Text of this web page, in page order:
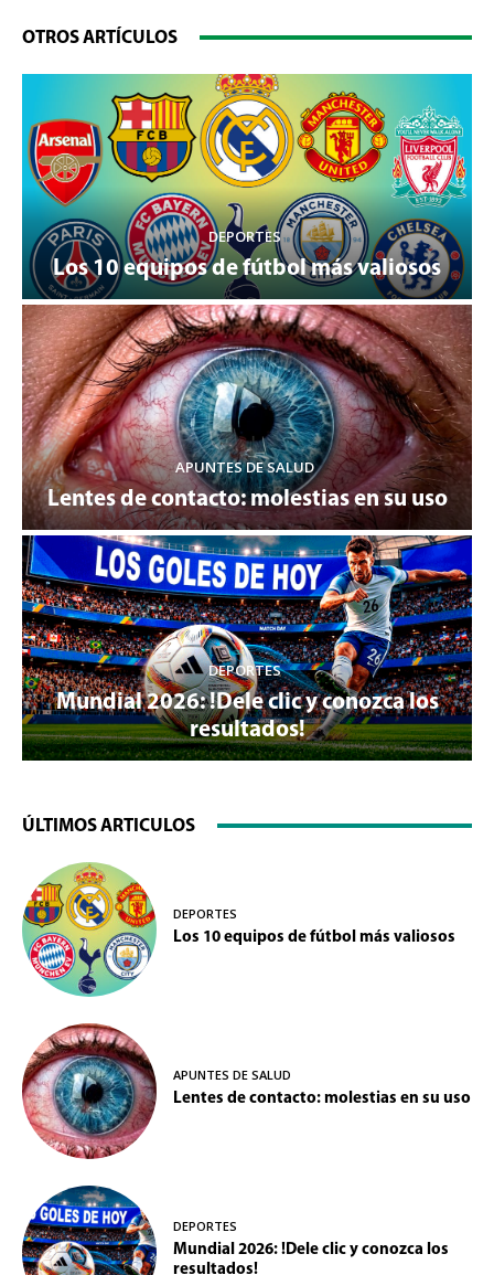
OTROS ARTÍCULOS
DEPORTES
Los 10 equipos de fútbol más valiosos
APUNTES DE SALUD
Lentes de contacto: molestias en su uso
DEPORTES
Mundial 2026: !Dele clic y conozca los
resultados!
ÚLTIMOS ARTICULOS
DEPORTES
Los 10 equipos de fútbol más valiosos
APUNTES DE SALUD
Lentes de contacto: molestias en su uso
DEPORTES
Mundial 2026: !Dele clic y conozca los
resultados!